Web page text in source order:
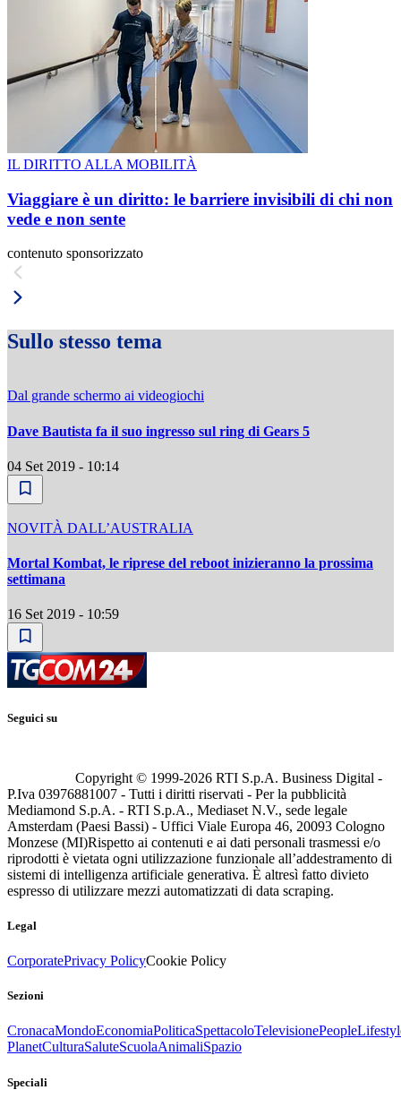
IL DIRITTO ALLA MOBILITÀ
Viaggiare è un diritto: le barriere invisibili di chi non
vede e non sente
contenuto sponsorizzato
Sullo stesso tema
Dal grande schermo ai videogiochi
Dave Bautista fa il suo ingresso sul ring di Gears 5
04 Set 2019 - 10:14
NOVITÀ DALL’AUSTRALIA
Mortal Kombat, le riprese del reboot inizieranno la prossima
settimana
16 Set 2019 - 10:59
Seguici su
Copyright © 1999-2026 RTI S.p.A. Business Digital -
P.Iva 03976881007 - Tutti i diritti riservati - Per la pubblicità
Mediamond S.p.A. - RTI S.p.A., Mediaset N.V., sede legale
Amsterdam (Paesi Bassi) - Uffici Viale Europa 46, 20093 Cologno
Monzese (MI)Rispetto ai contenuti e ai dati personali trasmessi e/o
riprodotti è vietata ogni utilizzazione funzionale all’addestramento di
sistemi di intelligenza artificiale generativa. È altresì fatto divieto
espresso di utilizzare mezzi automatizzati di data scraping.
Legal
CorporatePrivacy PolicyCookie Policy
Sezioni
CronacaMondoEconomiaPoliticaSpettacoloTelevisionePeople
PlanetCulturaSaluteScuolaAnimaliSpazio
Speciali